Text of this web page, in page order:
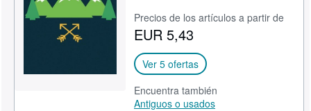
Precios de los artículos a partir de
EUR 5,43
Ver 5 ofertas
Encuentra también
Antiguos o usados